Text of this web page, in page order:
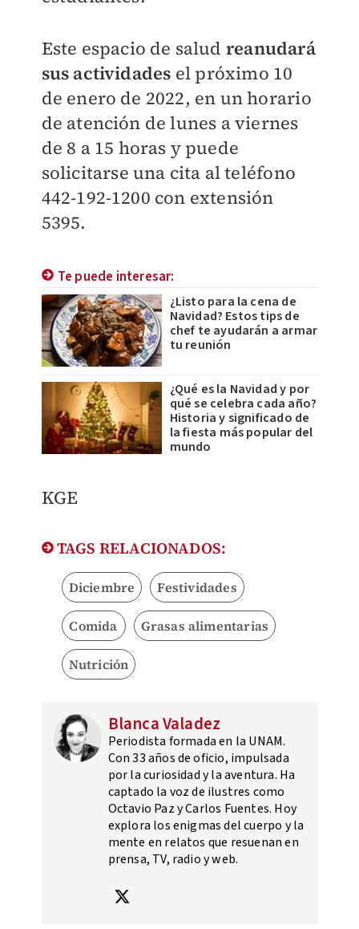
Este espacio de salud reanudará
sus actividades el próximo 10
de enero de 2022, en un horario
de atención de lunes a viernes
de 8 a 15 horas y puede
solicitarse una cita al teléfono
442-192-1200 con extensión
5395.
Te puede interesar:
¿Listo para la cena de
Navidad? Estos tips de
chef te ayudarán a armar
tu reunión
¿Qué es la Navidad y por
qué se celebra cada año?
Historia y significado de
la fiesta más popular del
mundo
KGE
TAGS RELACIONADOS:
Diciembre Festividades
Comida Grasas alimentarias
Nutrición
Blanca Valadez
Periodista formada en la UNAM.
Con 33 años de oficio, impulsada
por la curiosidad y la aventura. Ha
captado la voz de ilustres como
Octavio Paz y Carlos Fuentes. Hoy
explora los enigmas del cuerpo y la
mente en relatos que resuenan en
prensa, TV, radio y web.